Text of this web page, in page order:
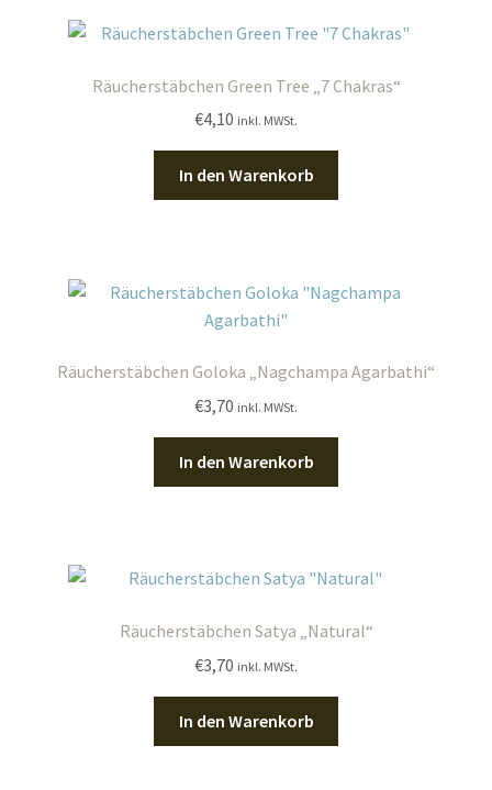
Räucherstäbchen Green Tree „7 Chakras“
€4,10 inkl. MWSt.
In den Warenkorb
Räucherstäbchen Goloka „Nagchampa Agarbathi“
€3,70 inkl. MWSt.
In den Warenkorb
Räucherstäbchen Satya „Natural“
€3,70 inkl. MWSt.
In den Warenkorb